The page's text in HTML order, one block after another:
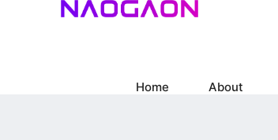
Home About